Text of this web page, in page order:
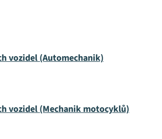
vozidel (Automechanik)
vozidel (Mechanik motocyklů)